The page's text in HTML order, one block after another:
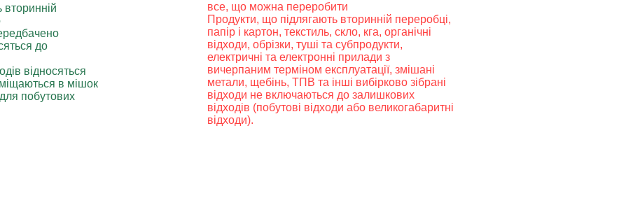
вторинній
до
відносяться
в мішок
побутових
все, що можна переробити
Продукти, що підлягають вторинній переробці,
папір і картон, текстиль, скло, кга, органічні
відходи, обрізки, туші та субпродукти,
електричні та електронні прилади з
вичерпаним терміном експлуатації, змішані
метали, щебінь, ТПВ та інші вибірково зібрані
відходи не включаються до залишкових
відходів (побутові відходи або великогабаритні
відходи).